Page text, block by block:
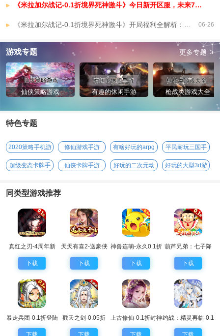
《米拉加尔战记-0.1折境界死神激斗》今日新开区服，未来7天开服安排，已开区服
06-26
游戏专题 更多专题 >
仙侠策略游戏 有趣的休闲手游 枪战类游戏大全
特色专题
2020策略手机游
修仙游戏手游
有啥好玩的arpg
平民耐玩三国手
超级变态卡牌手
仙侠卡牌手游
好玩的二次元动
好玩的大型3d游
同类型游戏推荐
真红之刃-4周年新
版本0.1折
下载
天天有喜2-送豪侠
千抽
下载
神兽连萌-永久0.1折
下载
葫芦兄弟：七子降
妖-0.1永久折扣
下载
暴走兵团-0.1折登陆
送千抽
下载
戮天之剑-0.05折
下载
上古修仙-0.1折封神
归来
下载
约战：精灵再临-0.1
折怀旧版
下载